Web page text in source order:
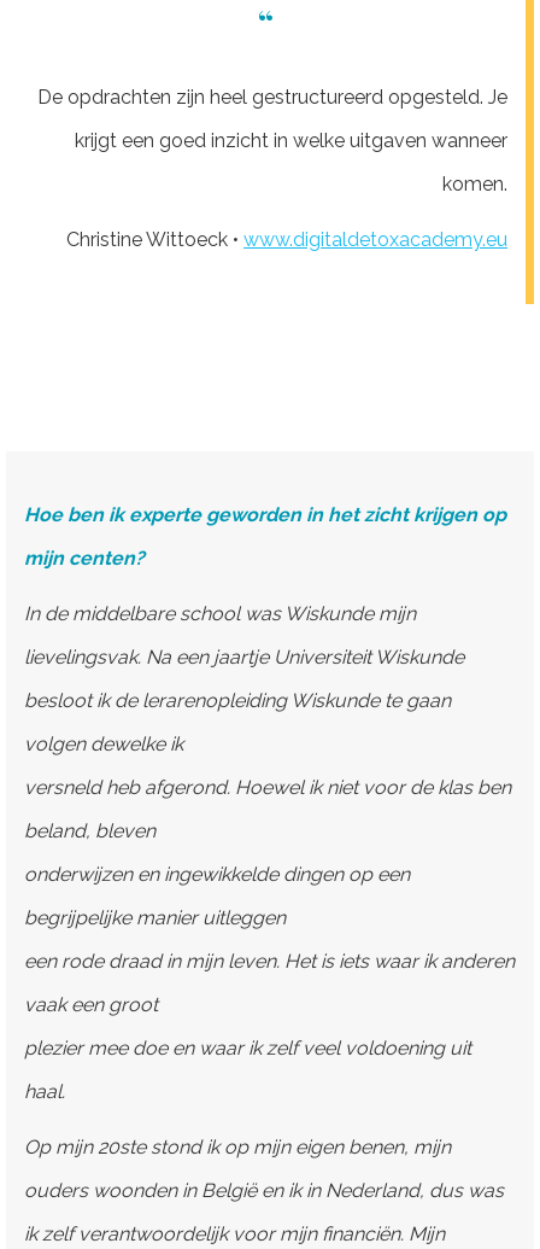
“
De opdrachten zijn heel gestructureerd opgesteld. Je
krijgt een goed inzicht in welke uitgaven wanneer
komen.
Christine Wittoeck • www.digitaldetoxacademy.eu
Hoe ben ik experte geworden in het zicht krijgen op
mijn centen?
In de middelbare school was Wiskunde mijn
lievelingsvak. Na een jaartje Universiteit Wiskunde
besloot ik de lerarenopleiding Wiskunde te gaan
volgen dewelke ik
versneld heb afgerond. Hoewel ik niet voor de klas ben
beland, bleven
onderwijzen en ingewikkelde dingen op een
begrijpelijke manier uitleggen
een rode draad in mijn leven. Het is iets waar ik anderen
vaak een groot
plezier mee doe en waar ik zelf veel voldoening uit
haal.
Op mijn 20ste stond ik op mijn eigen benen, mijn
ouders woonden in België en ik in Nederland, dus was
ik zelf verantwoordelijk voor mijn financiën. Mijn